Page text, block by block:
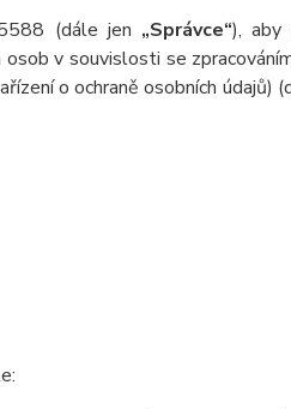
(dále jen „Správce“), aby
v souvislosti se
o ochraně osobních údajů)